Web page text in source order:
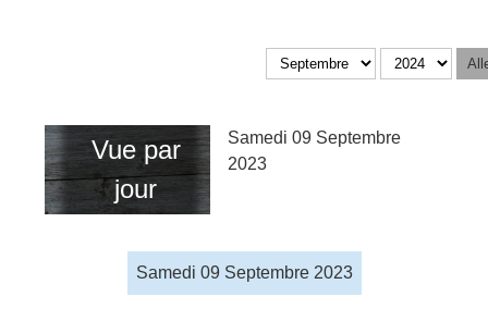
Vue par
jour
Samedi 09 Septembre
2023
Samedi 09 Septembre 2023